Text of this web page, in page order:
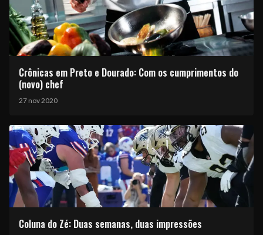
Crônicas em Preto e Dourado: Com os cumprimentos do
(novo) chef
27 nov 2020
Coluna do Zé: Duas semanas, duas impressões